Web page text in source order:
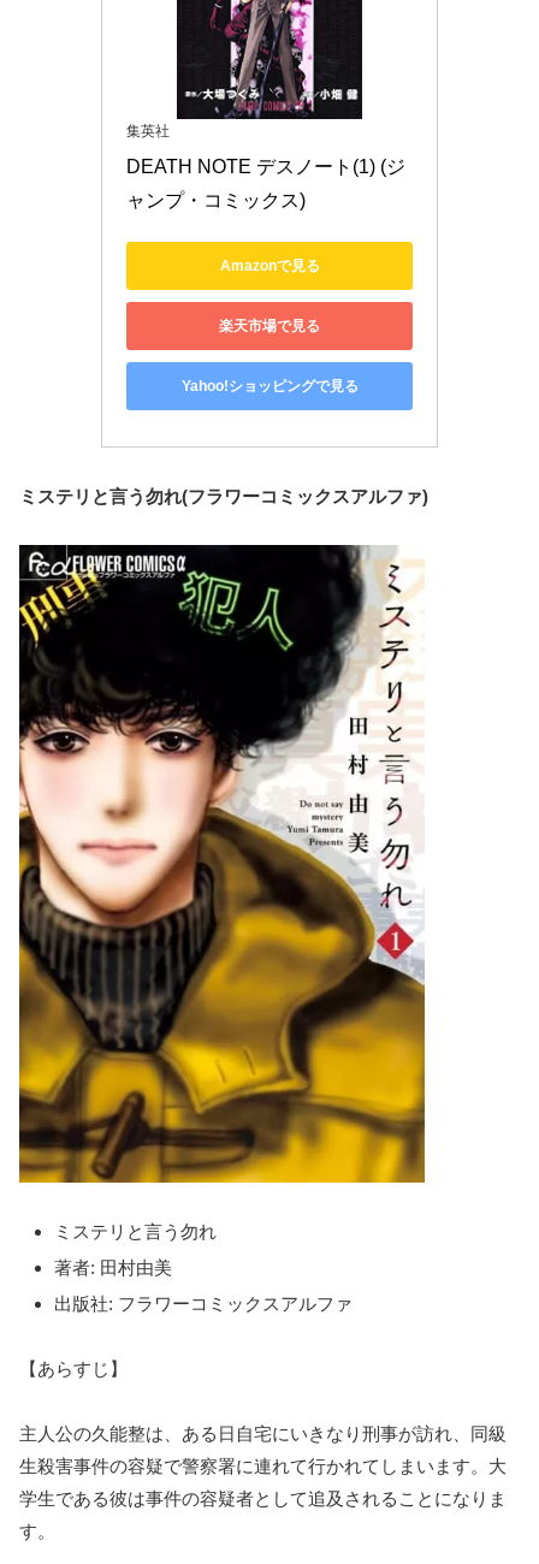
集英社
DEATH NOTE デスノート(1) (ジ
ャンプ・コミックス)
Amazonで見る
楽天市場で見る
Yahoo!ショッピングで見る
ミステリと言う勿れ(フラワーコミックスアルファ)
ミステリと言う勿れ
著者: 田村由美
出版社: フラワーコミックスアルファ
【あらすじ】
主人公の久能整は、ある日自宅にいきなり刑事が訪れ、同級
生殺害事件の容疑で警察署に連れて行かれてしまいます。大
学生である彼は事件の容疑者として追及されることになりま
す。